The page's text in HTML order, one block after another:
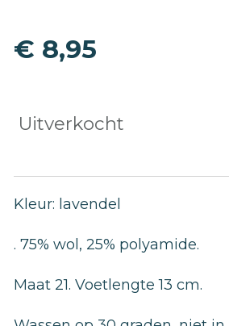
€ 8,95
Uitverkocht
Kleur: lavendel
. 75% wol, 25% polyamide.
Maat 21. Voetlengte 13 cm.